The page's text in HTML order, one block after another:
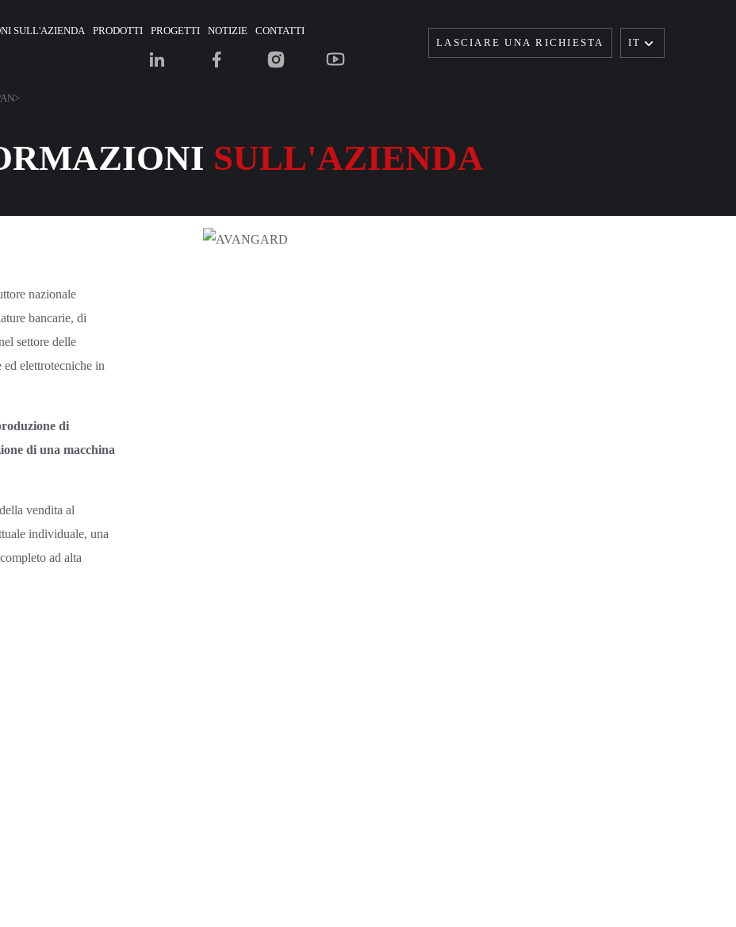
SULL'AZIENDA PRODOTTI PROGETTI NOTIZIE
CONTATTI
LASCIARE UNA RICHIESTA
IT
SULL'AZIENDA
nazionale
bancarie, di
settore delle
elettrotecniche in
di
di una macchina
vendita al
individuale, una
ad alta